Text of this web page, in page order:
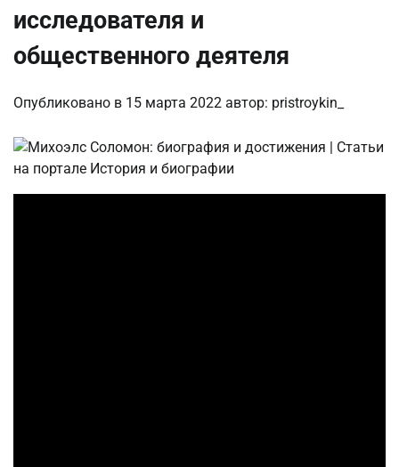
исследователя и
общественного деятеля
Опубликовано в 15 марта 2022 автор: pristroykin_